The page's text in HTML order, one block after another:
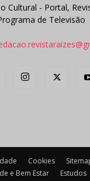
Cultural - Portal,
de Televisão
Cookies
e Bem Estar Estudos